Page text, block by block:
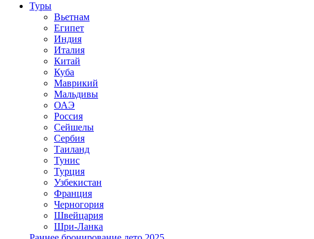
Туры
Вьетнам
Египет
Индия
Италия
Китай
Куба
Маврикий
Мальдивы
ОАЭ
Россия
Сейшелы
Сербия
Таиланд
Тунис
Турция
Узбекистан
Франция
Черногория
Швейцария
Шри-Ланка